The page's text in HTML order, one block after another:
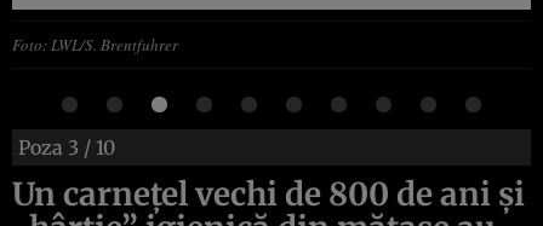
Foto: LWL/S. Brentfuhrer
Poza 3 / 10
Un carnețel vechi de 800 de ani și